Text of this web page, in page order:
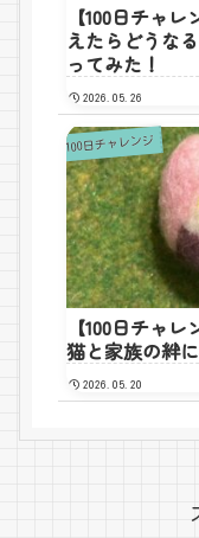
【100日チャ
えたらどうな
ってみた！
2026.05.26
100日チャレンジ
【100日チャ
猫と家族の絆
2026.05.20